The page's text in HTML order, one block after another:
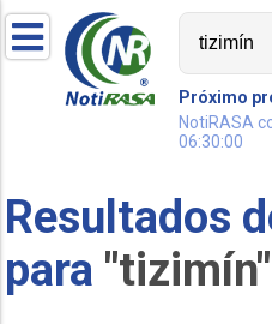
Próximo
NotiRASA
06:30:00
Resultados
para "tizimín"